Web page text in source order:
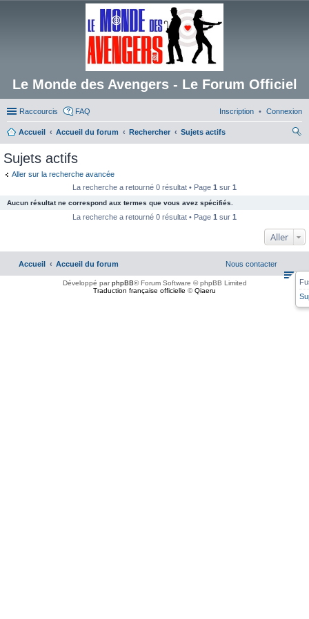
Le Monde des Avengers - Le Forum Officiel
Raccourcis FAQ Connexion
Inscription
Accueil Accueil du forum Rechercher
Sujets actifs
Sujets actifs
Aller sur la recherche avancée
La recherche a retourné 0 résultat • Page 1 sur 1
Aucun résultat ne correspond aux termes que vous avez spécifiés.
La recherche a retourné 0 résultat • Page 1 sur 1
Aller
Accueil Accueil du forum Nous contacter
Développé parphpBB® Forum Software © phpBB Limited
Traduction française officielle ©Qiaeru